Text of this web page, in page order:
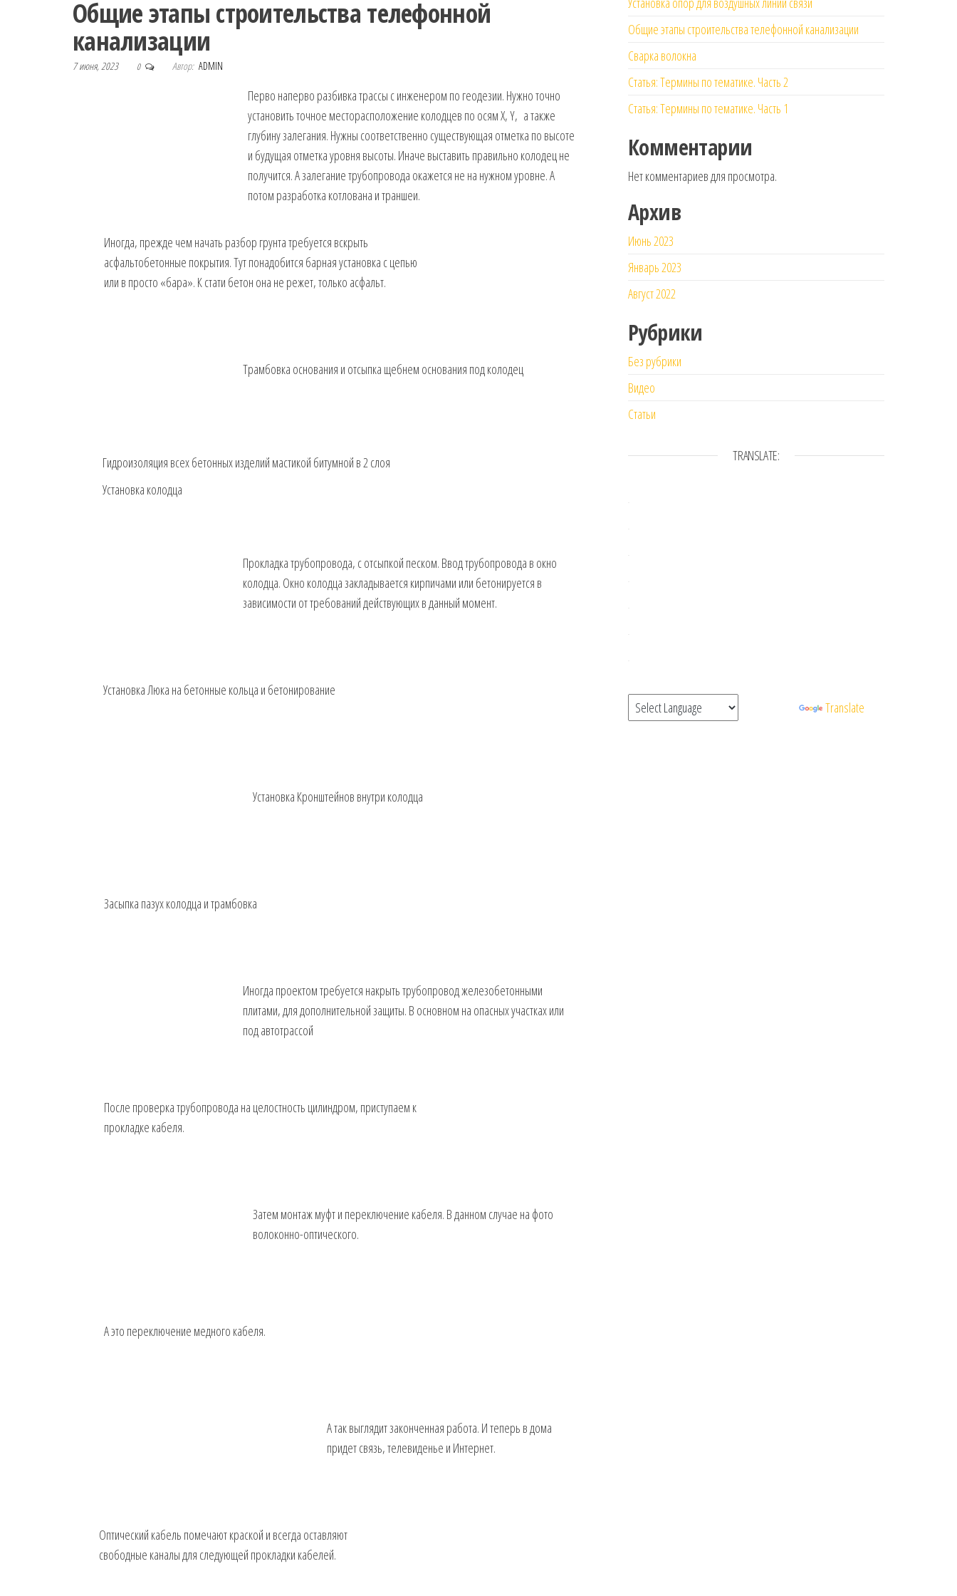
Общие этапы строительства телефонной
канализации
7 июня, 2023 0 Автор: ADMIN
Перво наперво разбивка трассы с инженером по геодезии. Нужно точно
установить точное месторасположение колодцев по осям X, Y, а также
глубину залегания. Нужны соответственно существующая отметка по высоте
и будущая отметка уровня высоты. Иначе выставить правильно колодец не
получится. А залегание трубопровода окажется не на нужном уровне. А
потом разработка котлована и траншеи.
Иногда, прежде чем начать разбор грунта требуется вскрыть
асфальтобетонные покрытия. Тут понадобится барная установка с цепью
или в просто «бара». К стати бетон она не режет, только асфальт.
Трамбовка основания и отсыпка щебнем основания под колодец
Гидроизоляция всех бетонных изделий мастикой битумной в 2 слоя
Установка колодца
Прокладка трубопровода, с отсыпкой песком. Ввод трубопровода в окно
колодца. Окно колодца закладывается кирпичами или бетонируется в
зависимости от требований действующих в данный момент.
Установка Люка на бетонные кольца и бетонирование
Установка Кронштейнов внутри колодца
Засыпка пазух колодца и трамбовка
Иногда проектом требуется накрыть трубопровод железобетонными
плитами, для дополнительной защиты. В основном на опасных участках или
под автотрассой
После проверка трубопровода на целостность цилиндром, приступаем к
прокладке кабеля.
Затем монтаж муфт и переключение кабеля. В данном случае на фото
волоконно-оптического.
А это переключение медного кабеля.
А так выглядит законченная работа. И теперь в дома
придет связь, телевиденье и Интернет.
Оптический кабель помечают краской и всегда оставляют
свободные каналы для следующей прокладки кабелей.
Общие этапы строительства телефонной канализации
Сварка волокна
Статья: Термины по тематике. Часть 2
Статья: Термины по тематике. Часть 1
Комментарии
Нет комментариев для просмотра.
Архив
Июнь 2023
Январь 2023
Август 2022
Рубрики
Без рубрики
Видео
Статьи
TRANSLATE:
Translate